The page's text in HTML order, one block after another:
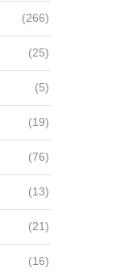
(266)
(25)
(5)
(19)
(76)
(13)
(21)
(16)